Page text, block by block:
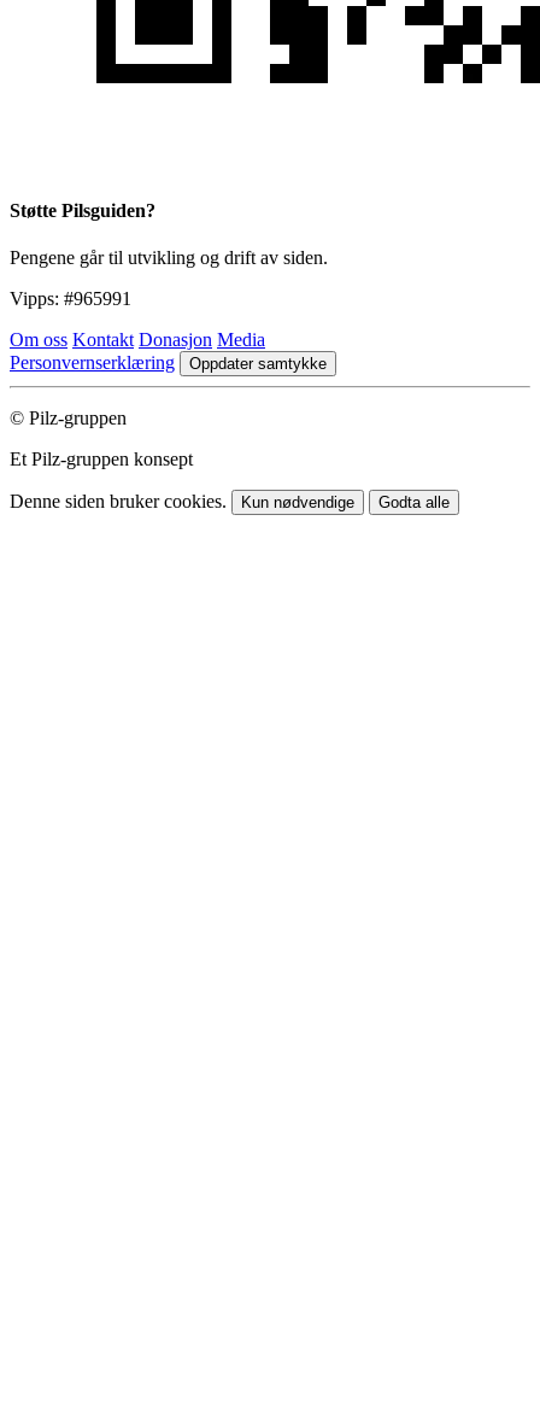
Støtte Pilsguiden?
Pengene går til utvikling og drift av siden.
Vipps: #965991
Om oss Kontakt Donasjon Media
Personvernserklæring
Oppdater samtykke
© Pilz-gruppen
Et Pilz-gruppen konsept
Denne siden bruker cookies. Kun nødvendige Godta alle